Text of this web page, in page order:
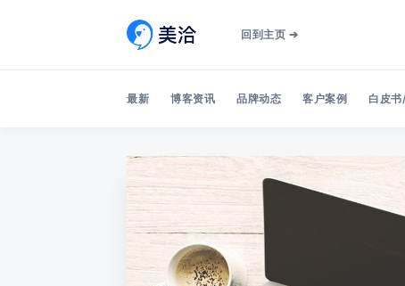
回到主页 ➔
最新 博客资讯 品牌动态 客户案例 白皮